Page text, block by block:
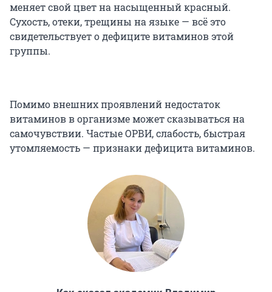
меняет свой цвет на насыщенный красный.
Сухость, отеки, трещины на языке — всё это
свидетельствует о дефиците витаминов этой
группы.
Помимо внешних проявлений недостаток
витаминов в организме может сказываться на
самочувствии. Частые ОРВИ, слабость, быстрая
утомляемость — признаки дефицита витаминов.